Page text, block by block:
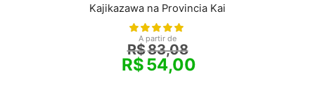
Kajikazawa na Provincia Kai
A partir de
R$83,08
R$54,00